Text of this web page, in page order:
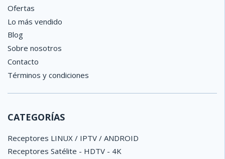
Sat Integral
Bware
GTmedia
Fonestar
Medialink
Cristor ATLAS
€
Ofertas
Lo más vendido
Blog
Sobre nosotros
Contacto
Términos y condiciones
CATEGORÍAS
Receptores LINUX / IPTV / ANDROID
Receptores Satélite - HDTV - 4K